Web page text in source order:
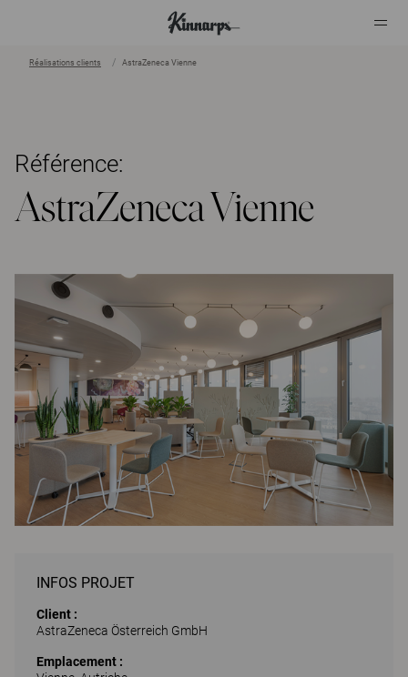
Réalisations clients AstraZeneca Vienne
Référence:
AstraZeneca Vienne
INFOS PROJET
Client :
AstraZeneca Österreich GmbH
Emplacement :